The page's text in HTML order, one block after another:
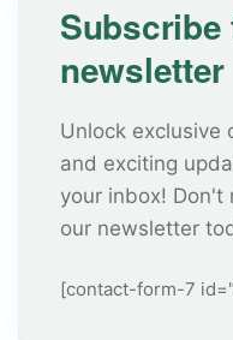
Subscribe
newsletter
Unlock exclusive
and exciting
your inbox! Don't
our newsletter
[contact-form-7